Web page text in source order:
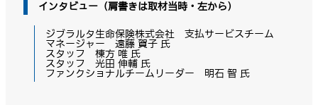
インタビュー（肩書きは取材当時・左から）
ジブラルタ生命保険株式会社 支払サービスチーム
マネージャー 遠藤 賀子 氏
スタッフ 棟方 唯 氏
スタッフ 光田 伸輔 氏
ファンクショナルチームリーダー 明石 智 氏